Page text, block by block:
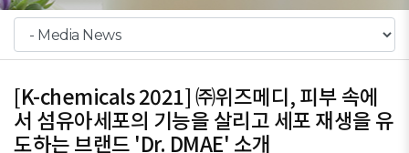
[K-chemicals 2021] ㈜위즈메디, 피부 속에
서 섬유아세포의 기능을 살리고 세포 재생을 유
도하는 브랜드 'Dr. DMAE' 소개